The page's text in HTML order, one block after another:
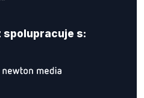
spolupracuje s: